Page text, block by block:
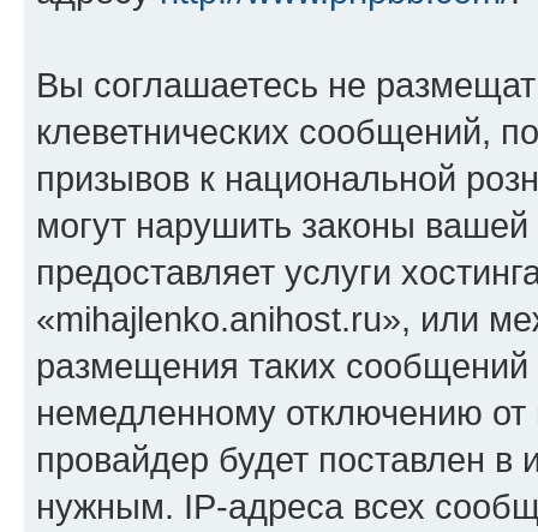
Вы соглашаетесь не
клеветнических сообщений,
призывов к национальной
могут нарушить законы
предоставляет услуги
«mihajlenko.anihost.ru», или
размещения таких
немедленному отключению
провайдер будет поставлен в
нужным. IP-адреса всех